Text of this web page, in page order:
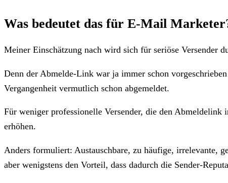
Was bedeutet das für E-Mail
Meiner Einschätzung nach wird sich für seriöse Versender
Denn der Abmelde-Link war ja immer schon
Vergangenheit vermutlich schon abgemeldet.
Für weniger professionelle Versender, die den
erhöhen.
Anders formuliert: Austauschbare, zu häufige, irrelevante,
aber wenigstens den Vorteil, dass dadurch die Sender-